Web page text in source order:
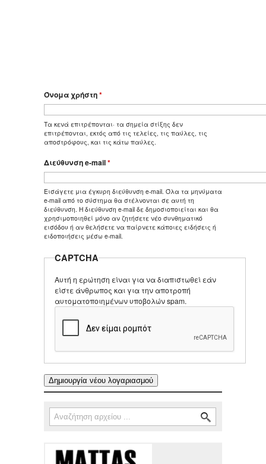
Όνομα χρήστη*
Τα κενά επιτρέπονται· τα σημεία στίξης δεν
επιτρέπονται, εκτός από τις τελείες, τις παύλες, τις
αποστρόφους, και τις κάτω παύλες.
Διεύθυνση e-mail*
Εισάγετε μια έγκυρη διεύθυνση e-mail. Όλα τα μηνύματα
e-mail από το σύστημα θα στέλνονται σε αυτή τη
διεύθυνση. Η διεύθυνση e-mail δε δημοσιοποιείται και θα
χρησιμοποιηθεί μόνο αν ζητήσετε νέο συνθηματικό
εισόδου ή αν θελήσετε να παίρνετε κάποιες ειδήσεις ή
ειδοποιήσεις μέσω e-mail.
CAPTCHA
Αυτή η ερώτηση είναι για να διαπιστωθεί εάν
είστε άνθρωπος και για την αποτροπή
αυτοματοποιημένων υποβολών spam.
Φόρμα αναζήτησης
Αναζήτηση